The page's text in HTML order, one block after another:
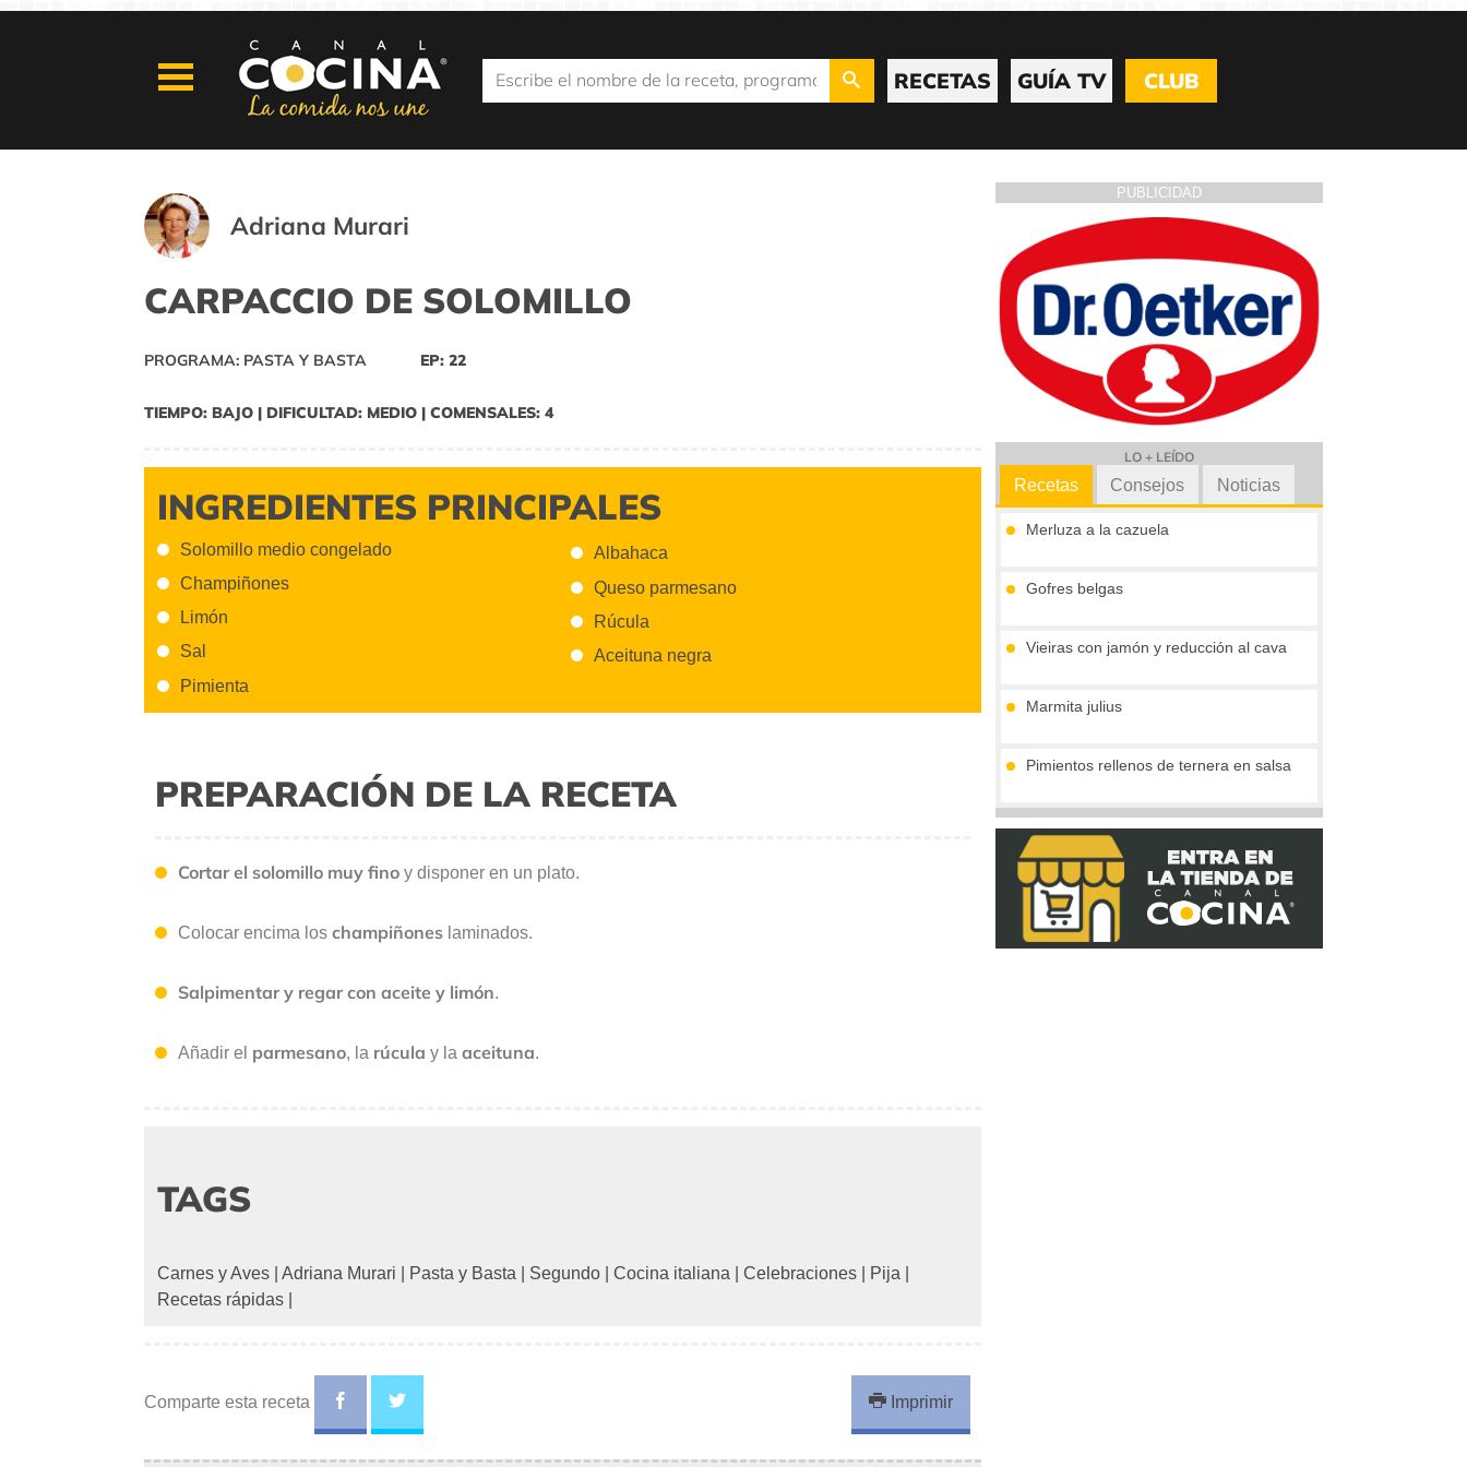
RECETAS GUÍA TV CLUB
Adriana Murari
CARPACCIO DE SOLOMILLO
PROGRAMA: PASTA Y BASTA EP: 22
TIEMPO: BAJO | DIFICULTAD: MEDIO | COMENSALES: 4
INGREDIENTES PRINCIPALES
Solomillo medio congelado
Champiñones
Limón
Sal
Pimienta
Albahaca
Queso parmesano
Rúcula
Aceituna negra
PREPARACIÓN DE LA RECETA
Cortar el solomillo muy fino y disponer en un plato.
Colocar encima los champiñones laminados.
Salpimentar y regar con aceite y limón.
Añadir el parmesano, la rúcula y la aceituna.
TAGS
Carnes y Aves Adriana Murari Pasta y Basta Segundo Cocina italiana Celebraciones Pija
Recetas rápidas
Comparte esta receta Imprimir
PUBLICIDAD
LO + LEÍDO
Recetas
Merluza a la cazuela
Gofres belgas
Vieiras con jamón y reducción al cava
Marmita julius
Pimientos rellenos de ternera en salsa
Secrecreto con salsa de ciruelas
(concurso ibericos)
Consejos Noticias